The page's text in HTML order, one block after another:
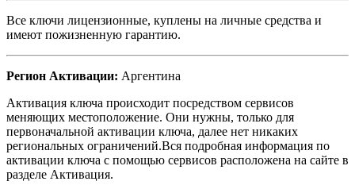
Все ключи лицензионные, куплены на личные средства и
имеют пожизненную гарантию.
Регион Активации: Аргентина
Активация ключа происходит посредством сервисов
меняющих местоположение. Они нужны, только для
первоначальной активации ключа, далее нет никаких
региональных ограничений.Вся подробная информация по
активации ключа с помощью сервисов расположена на сайте в
разделе Активация.